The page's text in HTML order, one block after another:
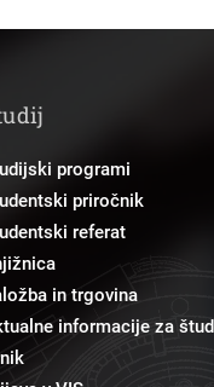
programi
priročnik
referat
in trgovina
informacije za